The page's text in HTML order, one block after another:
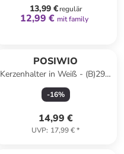
13,99 €regulär
12,99 € mit family
POSIWIO
Kerzenhalter in Weiß - (B)29 x
(H)22 x (T)14 cm
-16%
14,99 €
UVP: 17,99 €*